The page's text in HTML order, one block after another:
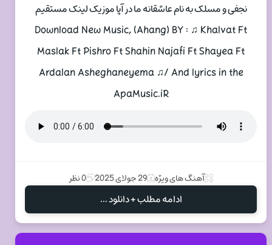
نجفی و مسلک به نام عاشقانه ما در آپا موزیک لینک مستقیم
Download New Music, (Ahang) BY : ♫ Khalvat Ft
Maslak Ft Pishro Ft Shahin Najafi Ft Shayea Ft
Ardalan Asheghaneyema ♫/ And lyrics in the
ApaMusic.iR
آهنگ های ویژه 29 جولای 2025 0 نظر
ادامه مطلب + دانلود ...